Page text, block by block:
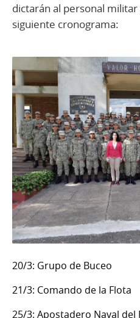
dictarán al personal
siguiente cronograma:
20/3: Grupo de Buceo
21/3: Comando de la Flota
25/3: Apostadero Naval del